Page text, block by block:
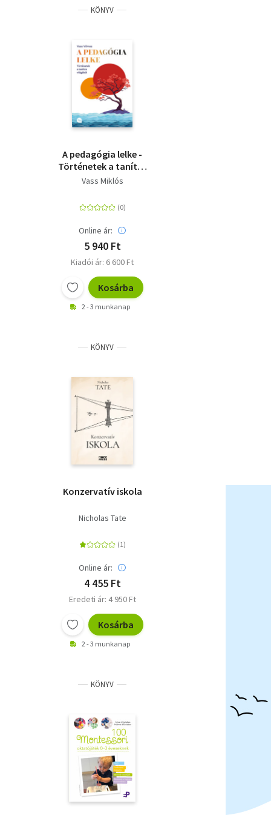
KÖNYV
A pedagógia lelke -
Történetek a tanítás
világából
Vass Miklós
Online ár:
5 940 Ft
Kiadói ár: 6 600 Ft
Kosárba
2 - 3 munkanap
KÖNYV
Konzervatív iskola
Nicholas Tate
Online ár:
4 455 Ft
Eredeti ár: 4 950 Ft
Kosárba
2 - 3 munkanap
KÖNYV